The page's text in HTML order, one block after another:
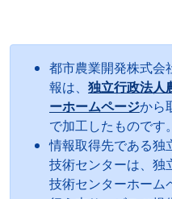
都市農業開発株式会
報は、 独立行政法人
ーホームページから
で加工したものです。
情報取得先である独
技術センターは、独
技術センターホーム